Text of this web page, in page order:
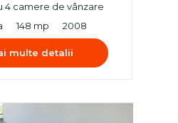
4 camere de vânzare
148 mp 2008
multe detalii